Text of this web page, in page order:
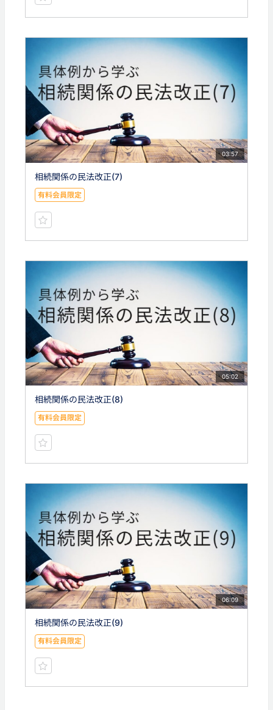
03:57
相続関係の民法改正(7)
有料会員限定
05:02
相続関係の民法改正(8)
有料会員限定
06:09
相続関係の民法改正(9)
有料会員限定